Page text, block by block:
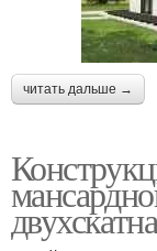
читать дальше →